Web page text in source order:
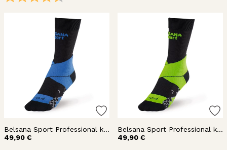
Belsana Sport Professional kompressiosukka nilkka
49,90 €
Belsana Sport Professional kompressiosukka nilkka
49,90 €